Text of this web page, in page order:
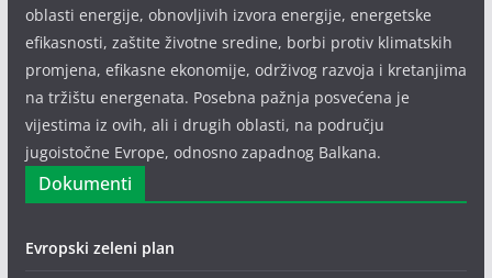
oblasti energije, obnovljivih izvora energije, energetske
efikasnosti, zaštite životne sredine, borbi protiv klimatskih
promjena, efikasne ekonomije, održivog razvoja i kretanjima
na tržištu energenata. Posebna pažnja posvećena je
vijestima iz ovih, ali i drugih oblasti, na području
jugoistočne Evrope, odnosno zapadnog Balkana.
Dokumenti
Evropski zeleni plan